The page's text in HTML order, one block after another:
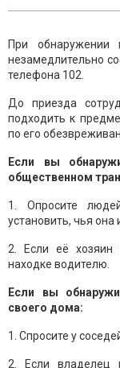
При обнаружении
незамедлительно
телефона 102.
До приезда
подходить к
по его
Если вы
общественном
1. Опросите
установить, чья она
2. Если её хозяин
находке водителю.
Если вы
своего дома:
1. Спросите у
2. Если владелец